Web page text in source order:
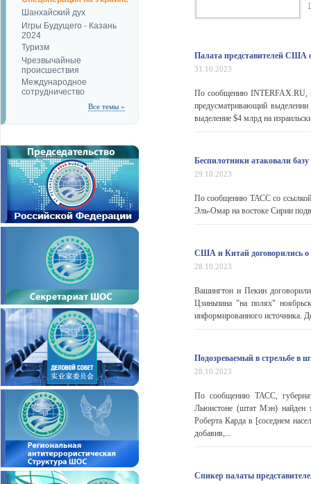
Шанхайский дух
Игры Будущего - Казань
2024
Туризм
Чрезвычайные
происшествия
Международное
сотрудничество
Все темы »
Палата представителей США
31.10.2023
По сообщению INTERFAX.RU,
предусматривающий
выделение $4 млрд на
Беспилотники атаковали
29.10.2023
По сообщению ТАСС со ссылкой
Эль-Омар на востоке Сирии
США и Китай договорились о
28.10.2023
Вашингтон и Пекин
Цзиньпина "на полях"
информированного источника.
Подозреваемый в стрельбе в
28.10.2023
По сообщению ТАСС,
Льюистоне (штат Мэн) найден
Роберта Карда в [соседнем
добавив,...
Спикер палаты